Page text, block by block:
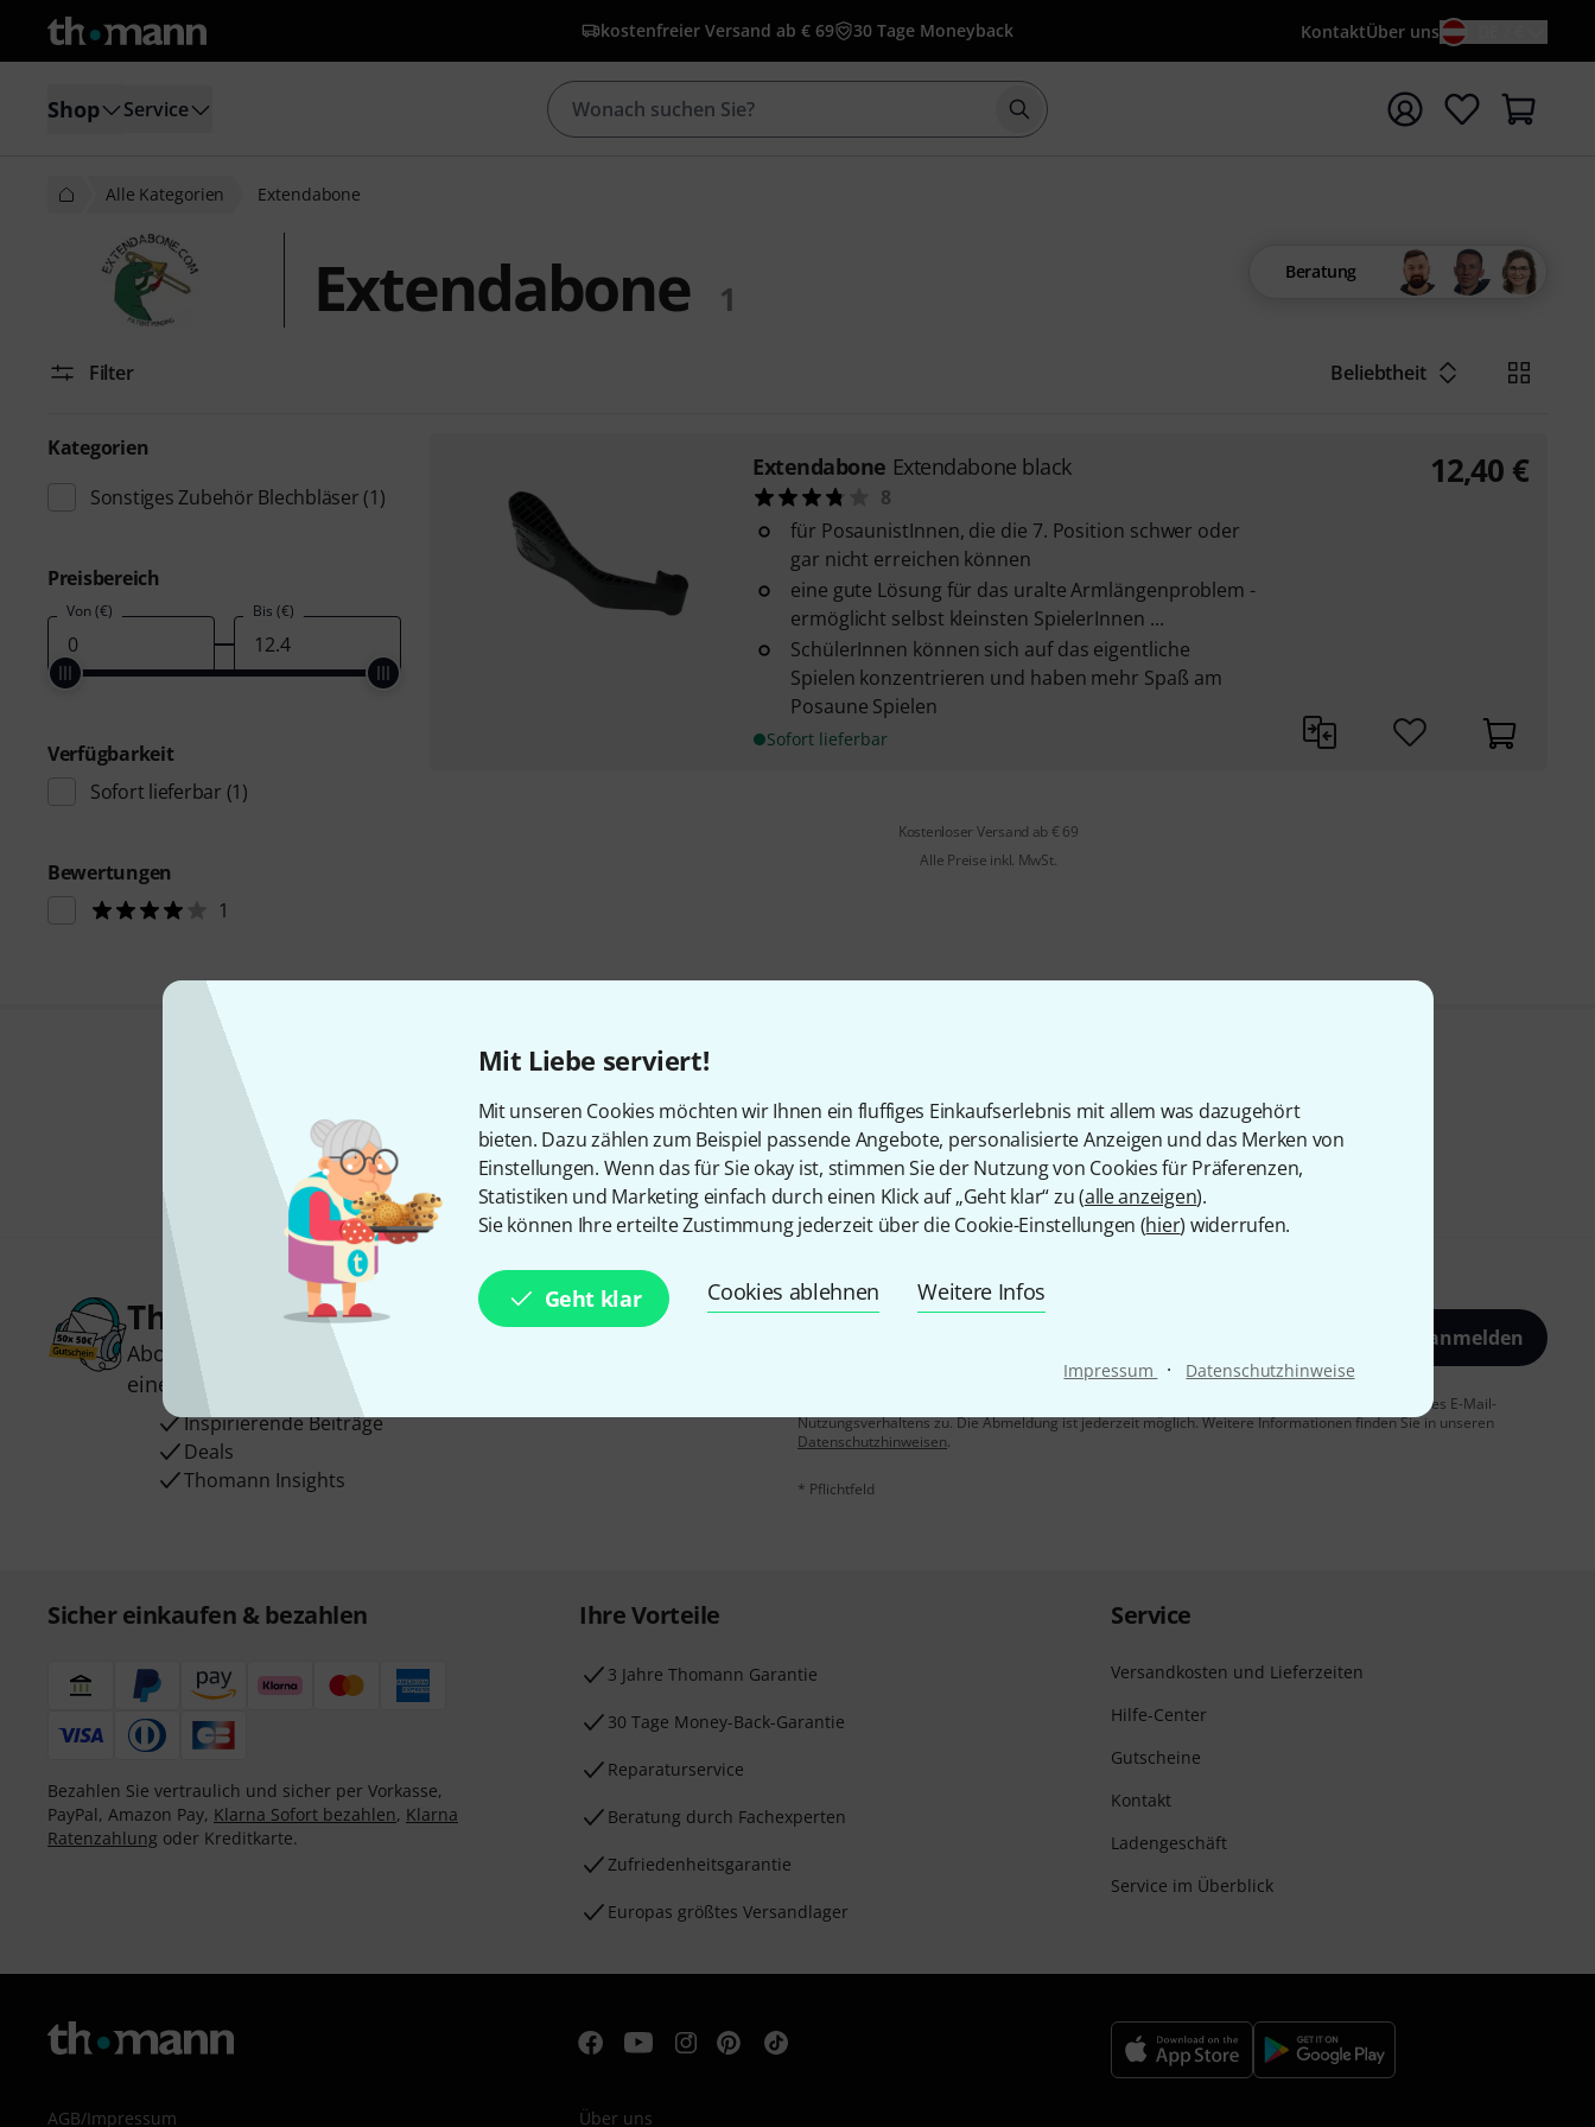
Mit Liebe serviert!
Mit unseren Cookies möchten wir Ihnen ein fluffiges Einkaufserlebnis mit allem was dazugehört
bieten. Dazu zählen zum Beispiel passende Angebote, personalisierte Anzeigen und das Merken von
Einstellungen. Wenn das für Sie okay ist, stimmen Sie der Nutzung von Cookies für Präferenzen,
Statistiken und Marketing einfach durch einen Klick auf „Geht klar“ zu (alle anzeigen).
Sie können Ihre erteilte Zustimmung jederzeit über die Cookie-Einstellungen (hier) widerrufen.
Geht klar Cookies ablehnen Weitere Infos
Impressum · Datenschutzhinweise
kostenfreier Versand ab € 69 30 Tage Moneyback KontaktÜber uns
Shop Service Suche mit Suchwort {searchTerm} starten
Alle Kategorien Extendabone
Extendabone 1
Beratung
Filter Beliebtheit
Kategorien
Sonstiges Zubehör Blechbläser (1)
Preisbereich
Von (€) Bis (€)
Verfügbarkeit
Sofort lieferbar (1)
Bewertungen
1
Extendabone Extendabone black
8
für PosaunistInnen, die die 7. Position schwer oder
gar nicht erreichen können
eine gute Lösung für das uralte Armlängenproblem -
ermöglicht selbst kleinsten SpielerInnen ...
SchülerInnen können sich auf das eigentliche
Spielen konzentrieren und haben mehr Spaß am
Posaune Spielen
Sofort lieferbar
12,40 €
Kostenloser Versand ab € 69
Alle Preise inkl. MwSt.
Gefällt Ihnen, was Sie sehen?
Teilen Hilfe & Feedback
Thomann Newsletter
Abonniere den Thomann Newsletter und gewinne mit etwas Glück
einen von
50 Gutscheinen
Inspirierende Beiträge
Deals
Thomann Insights
Jetzt anmelden
Mit Klick auf „Jetzt anmelden“ stimmen Sie dem Erhalt von E-Mail-Werbung und einer Messung des E-Mail-
Nutzungsverhaltens zu. Die Abmeldung ist jederzeit möglich. Weitere Informationen finden Sie in unseren
Datenschutzhinweisen.
* Pflichtfeld
Sicher einkaufen & bezahlen
Bezahlen Sie vertraulich und sicher per Vorkasse,
PayPal, Amazon Pay, Klarna Sofort bezahlen, Klarna
Ratenzahlung oder Kreditkarte.
Ihre Vorteile
3 Jahre Thomann Garantie
30 Tage Money-Back-Garantie
Reparaturservice
Beratung durch Fachexperten
Zufriedenheitsgarantie
Europas größtes Versandlager
Service
Versandkosten und Lieferzeiten
Hilfe-Center
Gutscheine
Kontakt
Ladengeschäft
Service im Überblick
AGB/Impressum Über uns